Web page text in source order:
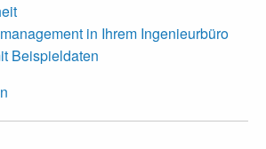
in Ihrem Ingenieurbüro
Beispieldaten